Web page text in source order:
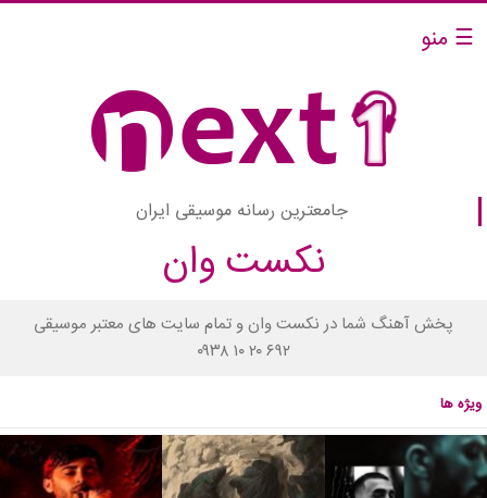
☰ منو
جامعترین رسانه موسیقی ایران
نکست وان
پخش آهنگ شما در نکست وان و تمام سایت های معتبر موسیقی
۰۹۳۸ ۱۰ ۲۰ ۶۹۲
ویژه ها